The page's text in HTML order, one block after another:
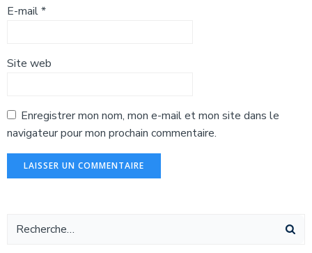
E-mail*
Site web
Enregistrer mon nom, mon e-mail et mon site dans le
navigateur pour mon prochain commentaire.